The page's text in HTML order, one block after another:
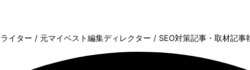
イター / 元マイベスト編集ディレクター / SEO対策記事・取材記事